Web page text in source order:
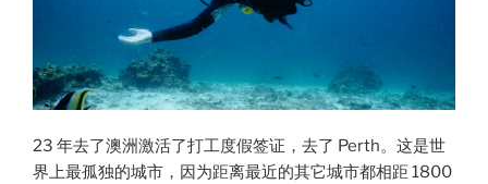
23 年去了澳洲激活了打工度假签证，去了 Perth。这是世
界上最孤独的城市，因为距离最近的其它城市都相距 1800